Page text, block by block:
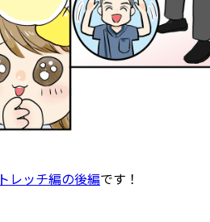
レッチ編の後編です！